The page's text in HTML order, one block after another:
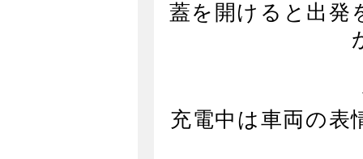
蓋を開けると出発
充電中は車両の表